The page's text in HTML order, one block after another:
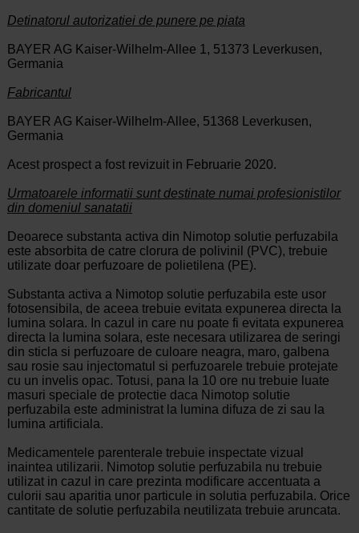
Detinatorul autorizatiei de punere pe piata
BAYER AG Kaiser-Wilhelm-Allee 1, 51373 Leverkusen,
Germania
Fabricantul
BAYER AG Kaiser-Wilhelm-Allee, 51368 Leverkusen,
Germania
Acest prospect a fost revizuit in Februarie 2020.
Urmatoarele informatii sunt destinate numai profesionistilor
din domeniul sanatatii
Deoarece substanta activa din Nimotop solutie perfuzabila
este absorbita de catre clorura de polivinil (PVC), trebuie
utilizate doar perfuzoare de polietilena (PE).
Substanta activa a Nimotop solutie perfuzabila este usor
fotosensibila, de aceea trebuie evitata expunerea directa la
lumina solara. In cazul in care nu poate fi evitata expunerea
directa la lumina solara, este necesara utilizarea de seringi
din sticla si perfuzoare de culoare neagra, maro, galbena
sau rosie sau injectomatul si perfuzoarele trebuie protejate
cu un invelis opac. Totusi, pana la 10 ore nu trebuie luate
masuri speciale de protectie daca Nimotop solutie
perfuzabila este administrat la lumina difuza de zi sau la
lumina artificiala.
Medicamentele parenterale trebuie inspectate vizual
inaintea utilizarii. Nimotop solutie perfuzabila nu trebuie
utilizat in cazul in care prezinta modificare accentuata a
culorii sau aparitia unor particule in solutia perfuzabila. Orice
cantitate de solutie perfuzabila neutilizata trebuie aruncata.